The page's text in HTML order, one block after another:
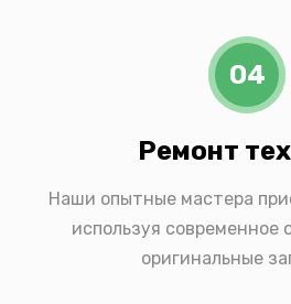
04
Ремонт
Наши опытные мастера
используя современное
оригинальные